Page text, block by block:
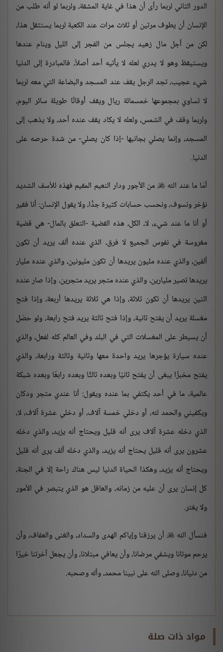
الدور الثاني لربما رأى أن هذا في غاية المشقة، ولربما لو أنه طلب من
الإنسان أن يطوف مرتين أو ثلاث مرات عند الكعبة لربما يستثقل هذا،
لكن من أجل مال زهيد يجلس من الفجر إلى الليل وينام عندها
ويستيقظ وهو لا يدري لعله لا يأتيه أحد أصلاً، فالمبادرة إلى الدنيا
شيء عجيب، تجد الرجل يقف عند المسجد والبضاعة التي معه لربما
لا تساوي بمجموعها خمسمائة ريال ويقف أوقاتًا طويلة سائر اليوم،
ولربما وقف في الشمس، ولعله لا يكاد يقف عنده أحد، ولا يذهب إلى
المسجد، وإنما يصلي بجانبها -إذا كان يصلي- من شدة حرصه على
الدنيا.
أمّا ما عند الله  من الأجور ودار النعيم المقيم فهذه للأسف الشديد
نؤخر ونسوف، ونحسب حسابات كثيرة جدًّا، ولا يقول الإنسان: أنا فقير
أو أنا ما عند شيء، لا، الكل، هذه القضية -التعلق بالمال- هي قضية
مغروسة في نفوس الجميع لا فرق، الذي عنده ألف يريد أن تكون
ألفين، والذي عنده مليون يريدها أن تكون مليونين، والذي عنده مليار
يريدها تصير مليارين، والذي عنده متجر يريد متجرين، وإذا صار عنده
اثنين يريدها أن تكون ثلاثة، وإذا هي ثلاثة يريدها أربعة، وإذا فتح
مغسلة يريد أن يفتح ثانية، وإذا فتح ثالثة يريد فتح رابعة، ولو حصّل
أن يسيطر على المغسلات التي في البلد وفي العالم كله لفعل، والذي
عنده سيارة يؤجرها يريد واحدة معها وثانية وثالثة ورابعة، والذي
يفتح مخبزًا يبغى أن يفتح ثانيًا وبعده ثالثًا وبعده رابعًا وبعده شبكة
عالمية، ما في أحد يكتفي بما عنده ويقول: أنا عندي متجر ودكان
ويكفيني والحمد لله، أو دخلي خمسة آلاف، أو دخلي عشرة آلاف، لا،
الذي دخله عشرة آلاف يرى أنه قليل ويحتاج أنه يزيد، والذي دخله
عشرون يرى أنه قليل يحتاج أنه يزيد، والذي دخله ألف يرى أنه قليل
ويحتاج أنه يزيد، وهكذا الحياة الدنيا ليس هناك راحة إلا في الجنة،
كل إنسان يرى أن عليه من زمانه، والعاقل هو الذي يتبصر في الأمور
ولا يغتر.
فنسأل الله أن يرزقنا وإياكم الهدى والسداد، والغنى والعفاف، وأن
يرحم موتانا ويشفي مرضانا، وأن يعافي مبتلانا، وأن يجعل آخرتنا خيرًا
من دنيانا، وصلى الله على نبينا محمد، وآله وصحبه.
مواد ذات صلة